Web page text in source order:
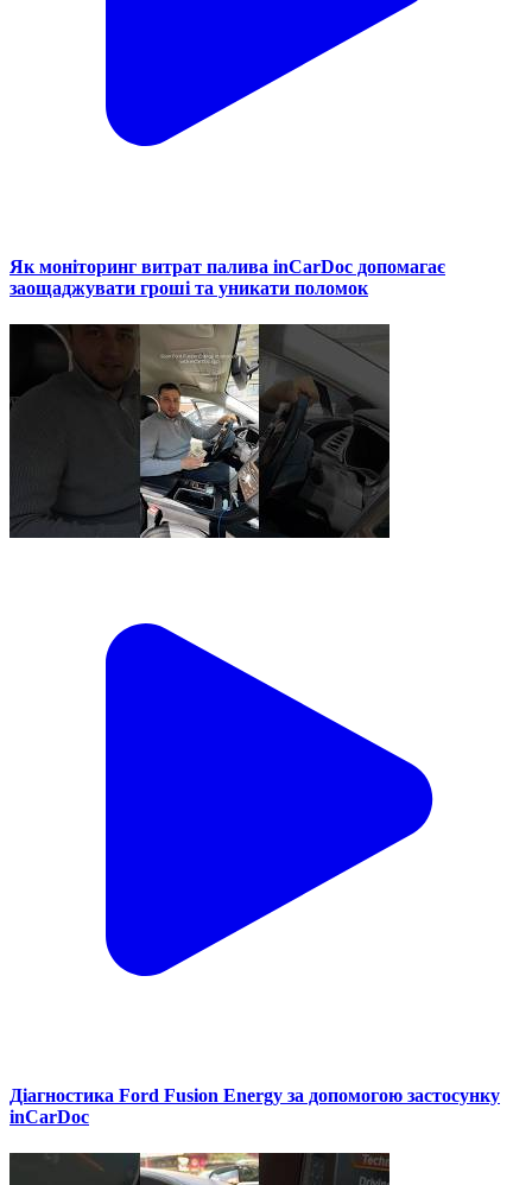
Як моніторинг витрат палива inCarDoc допомагає
заощаджувати гроші та уникати поломок
Діагностика Ford Fusion Energy за допомогою застосунку
inCarDoc